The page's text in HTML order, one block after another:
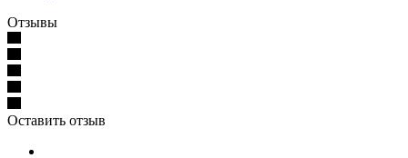
Отзывы
Оставить отзыв